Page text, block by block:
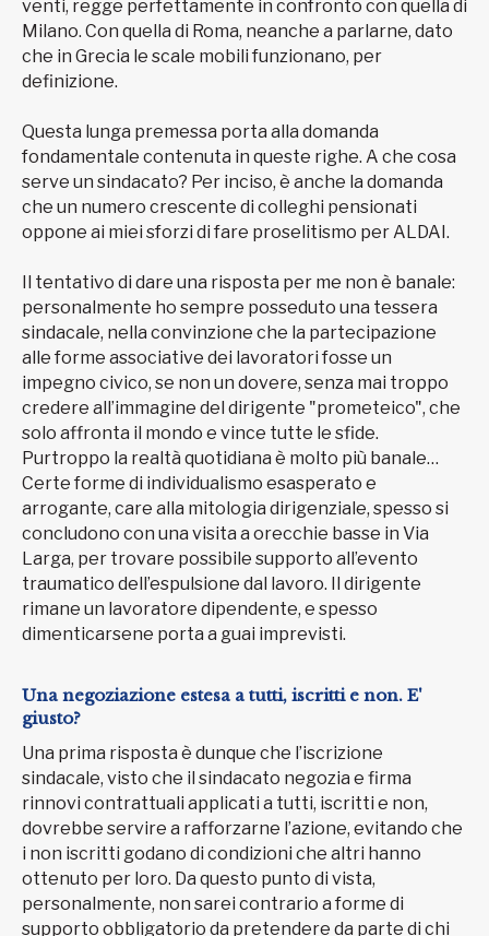
venti, regge perfettamente in confronto con quella di
Milano. Con quella di Roma, neanche a parlarne, dato
che in Grecia le scale mobili funzionano, per
definizione.
Questa lunga premessa porta alla domanda
fondamentale contenuta in queste righe. A che cosa
serve un sindacato? Per inciso, è anche la domanda
che un numero crescente di colleghi pensionati
oppone ai miei sforzi di fare proselitismo per ALDAI.
Il tentativo di dare una risposta per me non è banale:
personalmente ho sempre posseduto una tessera
sindacale, nella convinzione che la partecipazione
alle forme associative dei lavoratori fosse un
impegno civico, se non un dovere, senza mai troppo
credere all’immagine del dirigente "prometeico", che
solo affronta il mondo e vince tutte le sfide.
Purtroppo la realtà quotidiana è molto più banale…
Certe forme di individualismo esasperato e
arrogante, care alla mitologia dirigenziale, spesso si
concludono con una visita a orecchie basse in Via
Larga, per trovare possibile supporto all’evento
traumatico dell’espulsione dal lavoro. Il dirigente
rimane un lavoratore dipendente, e spesso
dimenticarsene porta a guai imprevisti.
Una negoziazione estesa a tutti, iscritti e non. E'
giusto?
Una prima risposta è dunque che l’iscrizione
sindacale, visto che il sindacato negozia e firma
rinnovi contrattuali applicati a tutti, iscritti e non,
dovrebbe servire a rafforzarne l’azione, evitando che
i non iscritti godano di condizioni che altri hanno
ottenuto per loro. Da questo punto di vista,
personalmente, non sarei contrario a forme di
supporto obbligatorio da pretendere da parte di chi